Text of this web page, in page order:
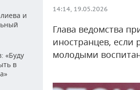
и
«Буду
в
14:14, 19.05.2026
Глава ведомства
иностранцев, если
молодыми